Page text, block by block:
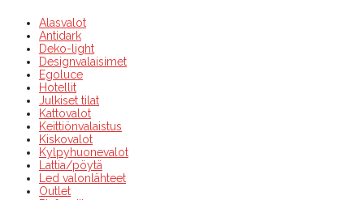
Alasvalot
Antidark
Deko-light
Designvalaisimet
Egoluce
Hotellit
Julkiset tilat
Kattovalot
Keittiönvalaistus
Kiskovalot
Kylpyhuonevalot
Lattia/pöytä
Led valonlähteet
Outlet